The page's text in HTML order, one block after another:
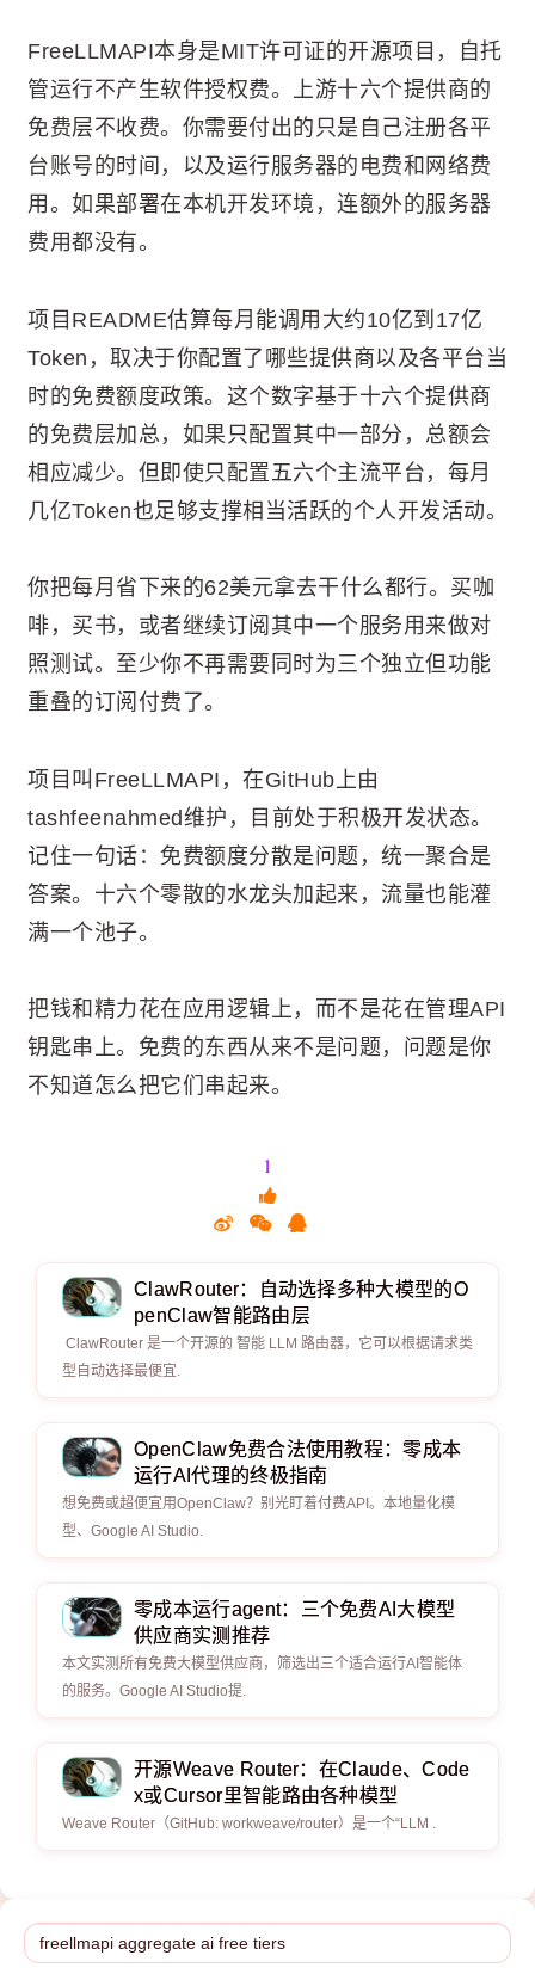
FreeLLMAPI本身是MIT许可证的开源项目，自托
管运行不产生软件授权费。上游十六个提供商的
免费层不收费。你需要付出的只是自己注册各平
台账号的时间，以及运行服务器的电费和网络费
用。如果部署在本机开发环境，连额外的服务器
费用都没有。
项目README估算每月能调用大约10亿到17亿
Token，取决于你配置了哪些提供商以及各平台当
时的免费额度政策。这个数字基于十六个提供商
的免费层加总，如果只配置其中一部分，总额会
相应减少。但即使只配置五六个主流平台，每月
几亿Token也足够支撑相当活跃的个人开发活动。
你把每月省下来的62美元拿去干什么都行。买咖
啡，买书，或者继续订阅其中一个服务用来做对
照测试。至少你不再需要同时为三个独立但功能
重叠的订阅付费了。
项目叫FreeLLMAPI，在GitHub上由
tashfeenahmed维护，目前处于积极开发状态。
记住一句话：免费额度分散是问题，统一聚合是
答案。十六个零散的水龙头加起来，流量也能灌
满一个池子。
把钱和精力花在应用逻辑上，而不是花在管理API
钥匙串上。免费的东西从来不是问题，问题是你
不知道怎么把它们串起来。
1
ClawRouter：自动选择多种大模型的O
penClaw智能路由层
ClawRouter 是一个开源的 智能 LLM 路由器，它可以根据请求类
型自动选择最便宜.
OpenClaw免费合法使用教程：零成本
运行AI代理的终极指南
想免费或超便宜用OpenClaw？别光盯着付费API。本地量化模
型、Google AI Studio.
零成本运行agent：三个免费AI大模型
供应商实测推荐
本文实测所有免费大模型供应商，筛选出三个适合运行AI智能体
的服务。Google AI Studio提.
开源Weave Router：在Claude、Code
x或Cursor里智能路由各种模型
Weave Router（GitHub: workweave/router）是一个“LLM .